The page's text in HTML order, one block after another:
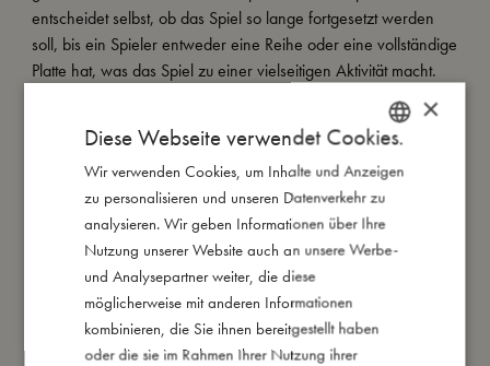
entscheidet selbst, ob das Spiel so lange fortgesetzt werden
soll, bis ein Spieler entweder eine Reihe oder eine vollständige
Platte hat, was das Spiel zu einer vielseitigen Aktivität macht.
Das Spiel macht nicht nur Autofahrten angenehmer, sondern
ermutigt Kinder auch dazu, auf die Landschaft um sie herum zu
achten. Es ist eine großartige Möglichkeit, euren Reisen eine
Prise Spaß und Lernen hinzuzufügen.
Meine besonderen Merkmale:
- Perfektes Reisespiel
- Verpackung mit praktischem Tragegriff
- Für 1-3 Spieler ausgelegt
- Empfohlenes alter: ab 3 Jahren
DANISH
ENGLISH
GERMAN
×
Diese Webseite verwendet Cookies.
Wir verwenden Cookies, um Inhalte und Anzeigen
zu personalisieren und unseren Datenverkehr zu
analysieren. Wir geben Informationen über Ihre
Nutzung unserer Website auch an unsere Werbe-
und Analysepartner weiter, die diese
möglicherweise mit anderen Informationen
kombinieren, die Sie ihnen bereitgestellt haben
oder die sie im Rahmen Ihrer Nutzung ihrer